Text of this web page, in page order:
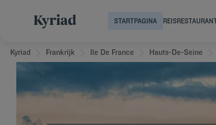
STARTPAGINA REIS
Kyriad Frankrijk Ile De France Hauts-De-Seine